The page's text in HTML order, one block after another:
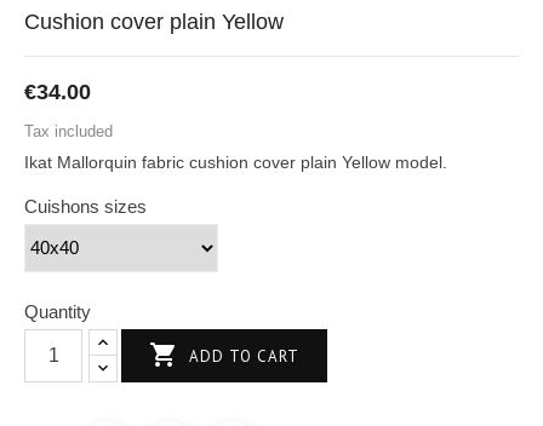
Cushion cover plain Yellow
€34.00
Tax included
Ikat Mallorquin fabric cushion cover plain Yellow model.
Cuishons sizes
Quantity
 ADD TO CART